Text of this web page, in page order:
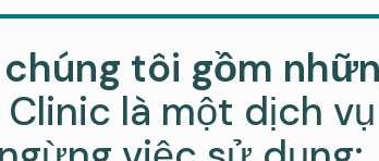
tôi gồm
Clinic là một dịch